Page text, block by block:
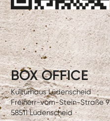
BOX OFFICE
Kulturhaus Lüdenscheid
Freiherr-vom-Stein-Straße 9
58511 Lüdenscheid